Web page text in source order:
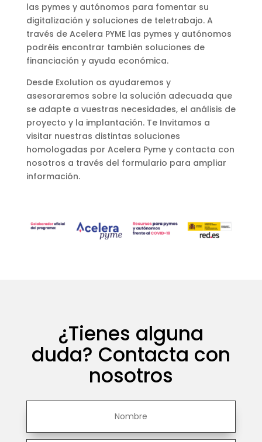
las pymes y autónomos para fomentar su
digitalización y soluciones de teletrabajo. A
través de Acelera PYME las pymes y autónomos
podréis encontrar también soluciones de
financiación y ayuda económica.
Desde Exolution os ayudaremos y
asesoraremos sobre la solución adecuada que
se adapte a vuestras necesidades, el análisis de
proyecto y la implantación. Te Invitamos a
visitar nuestras distintas soluciones
homologadas por Acelera Pyme y contacta con
nosotros a través del formulario para ampliar
información.
¿Tienes alguna
duda? Contacta con
nosotros